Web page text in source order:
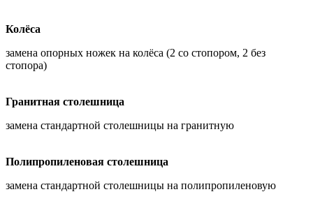
Колёса
замена опорных ножек на колёса (2 со стопором, 2 без
стопора)
Гранитная столешница
замена стандартной столешницы на гранитную
Полипропиленовая столешница
замена стандартной столешницы на полипропиленовую